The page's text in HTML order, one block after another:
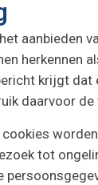
aanbieden
herkennen
krijgt
daarvoor
tot